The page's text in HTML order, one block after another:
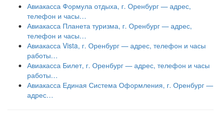
Авиакасса Формула отдыха, г. Оренбург — адрес,
телефон и часы…
Авиакасса Планета туризма, г. Оренбург — адрес,
телефон и часы…
Авиакасса Vista, г. Оренбург — адрес, телефон и часы
работы…
Авиакасса Билет, г. Оренбург — адрес, телефон и часы
работы…
Авиакасса Единая Система Оформления, г. Оренбург —
адрес…